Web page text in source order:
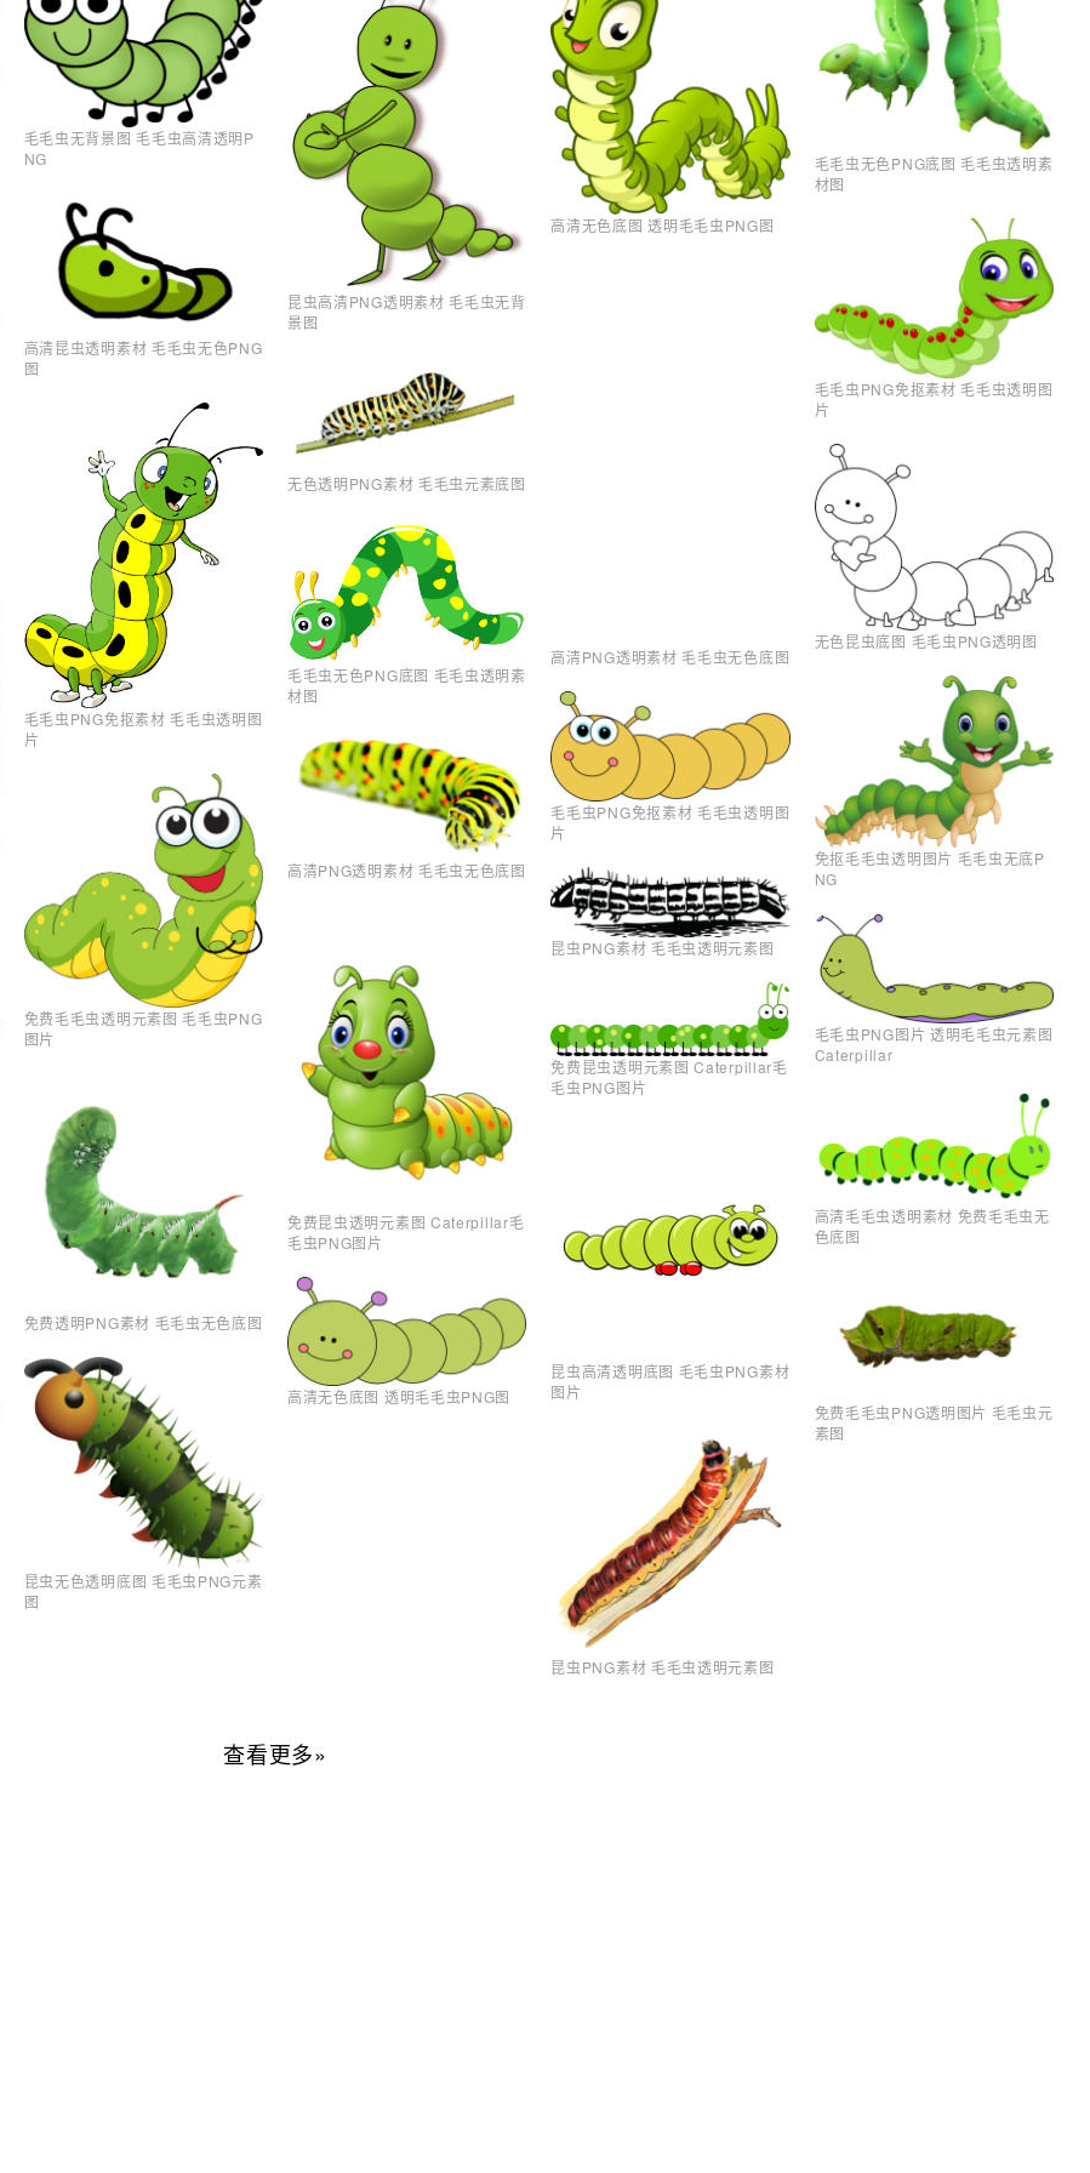
毛毛虫无背景图 毛毛虫高清透明P
NG
高清昆虫透明素材 毛毛虫无色PNG
图
毛毛虫PNG免抠素材 毛毛虫透明图
片
免费毛毛虫透明元素图 毛毛虫PNG
图片
免费透明PNG素材 毛毛虫无色底图
昆虫无色透明底图 毛毛虫PNG元素
图
昆虫高清PNG透明素材 毛毛虫无背
景图
无色透明PNG素材 毛毛虫元素底图
毛毛虫无色PNG底图 毛毛虫透明素
材图
高清PNG透明素材 毛毛虫无色底图
免费昆虫透明元素图 Caterpillar毛
毛虫PNG图片
高清无色底图 透明毛毛虫PNG图
高清无色底图 透明毛毛虫PNG图
高清PNG透明素材 毛毛虫无色底图
毛毛虫PNG免抠素材 毛毛虫透明图
片
昆虫PNG素材 毛毛虫透明元素图
免费昆虫透明元素图 Caterpillar毛
毛虫PNG图片
昆虫高清透明底图 毛毛虫PNG素材
图片
昆虫PNG素材 毛毛虫透明元素图
毛毛虫无色PNG底图 毛毛虫透明素
材图
毛毛虫PNG免抠素材 毛毛虫透明图
片
无色昆虫底图 毛毛虫PNG透明图
免抠毛毛虫透明图片 毛毛虫无底P
NG
毛毛虫PNG图片 透明毛毛虫元素图
Caterpillar
高清毛毛虫透明素材 免费毛毛虫无
色底图
免费毛毛虫PNG透明图片 毛毛虫元
素图
查看更多»